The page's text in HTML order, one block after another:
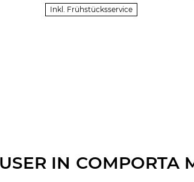
Inkl. Frühstücksservice
IN COMPORTA